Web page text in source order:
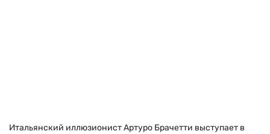
Итальянский иллюзионист Артуро Брачетти выступает в